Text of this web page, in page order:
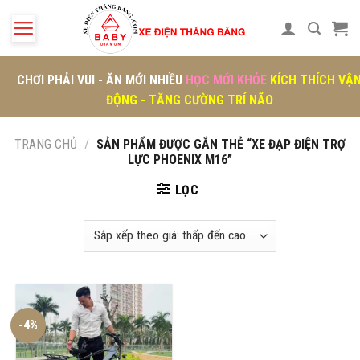
CHƠI PHẢI VUI - ĂN MỚI NHIỀU HỌC MỚI KHỎE KÍCH THÍCH
ĐỘNG - TĂNG CƯỜNG TRÍ NÃO
TRANG CHỦ / SẢN PHẨM ĐƯỢC GẮN THẺ “XE ĐẠP ĐIỆN TRỢ
LỰC PHOENIX M16”
LỌC
-4%